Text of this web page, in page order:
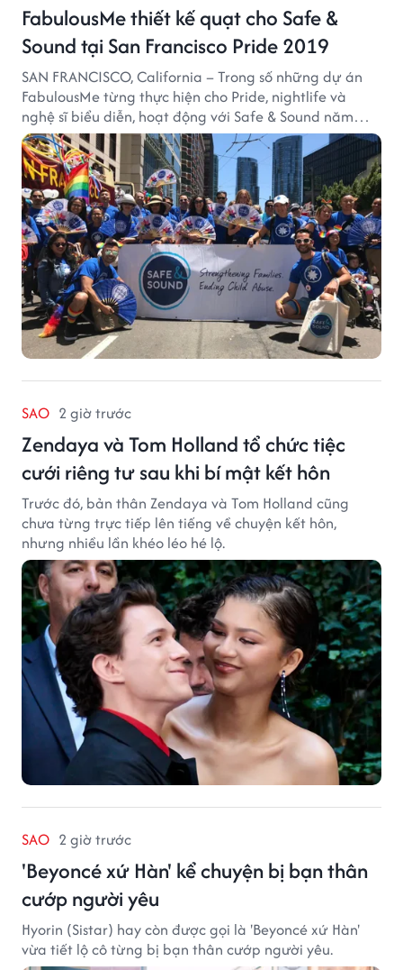
FabulousMe thiết kế quạt cho Safe &
Sound tại San Francisco Pride 2019
SAN FRANCISCO, California – Trong số những dự án
FabulousMe từng thực hiện cho Pride, nightlife và
nghệ sĩ biểu diễn, hoạt động với Safe & Sound năm
2019 mang một bối cảnh khác biệt. Safe & Sound là tổ
chức phi lợi nhuận tại San Francisco hoạt động trong
lĩnh vực phòng ngừa bạo hành trẻ em, hỗ trợ gia đình
và xây dựng môi trường an toàn cho trẻ em.
SAO 2 giờ trước
Zendaya và Tom Holland tổ chức tiệc
cưới riêng tư sau khi bí mật kết hôn
Trước đó, bản thân Zendaya và Tom Holland cũng
chưa từng trực tiếp lên tiếng về chuyện kết hôn,
nhưng nhiều lần khéo léo hé lộ.
SAO 2 giờ trước
'Beyoncé xứ Hàn' kể chuyện bị bạn thân
cướp người yêu
Hyorin (Sistar) hay còn được gọi là 'Beyoncé xứ Hàn'
vừa tiết lộ cô từng bị bạn thân cướp người yêu.